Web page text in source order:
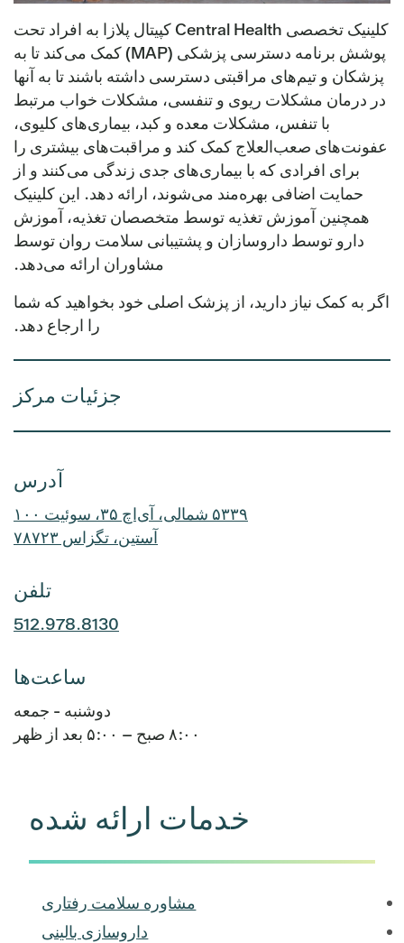
کلینیک تخصصی Central Health کپیتال پلازا به افراد تحت
پوشش برنامه دسترسی پزشکی (MAP) کمک می‌کند تا به
پزشکان و تیم‌های مراقبتی دسترسی داشته باشند تا به آنها
در درمان مشکلات ریوی و تنفسی، مشکلات خواب مرتبط
با تنفس، مشکلات معده و کبد، بیماری‌های کلیوی،
عفونت‌های صعب‌العلاج کمک کند و مراقبت‌های بیشتری را
برای افرادی که با بیماری‌های جدی زندگی می‌کنند و از
حمایت اضافی بهره‌مند می‌شوند، ارائه دهد. این کلینیک
همچنین آموزش تغذیه توسط متخصصان تغذیه، آموزش
دارو توسط داروسازان و پشتیبانی سلامت روان توسط
مشاوران ارائه می‌دهد.
اگر به کمک نیاز دارید، از پزشک اصلی خود بخواهید که شما
را ارجاع دهد.
جزئیات مرکز
آدرس
۵۳۳۹ شمالی، آی‌اچ ۳۵، سوئیت ۱۰۰
آستین، تگزاس ۷۸۷۲۳
تلفن
512.978.8130
ساعت‌ها
دوشنبه - جمعه
۸:۰۰ صبح – ۵:۰۰ بعد از ظهر
خدمات ارائه شده
مشاوره سلامت رفتاری
داروسازی بالینی